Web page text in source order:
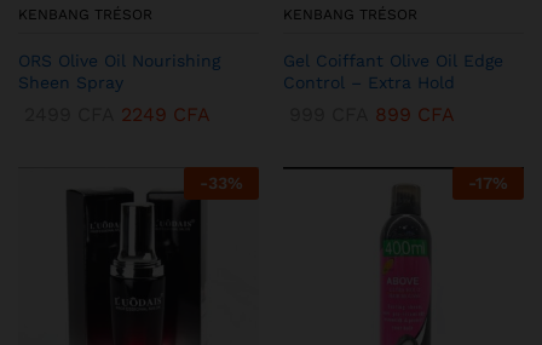
KENBANG TRÉSOR
ORS Olive Oil Nourishing
Sheen Spray
2249 CFA
KENBANG TRÉSOR
Gel Coiffant Olive Oil Edge
Control – Extra Hold
899 CFA
-33% -17%